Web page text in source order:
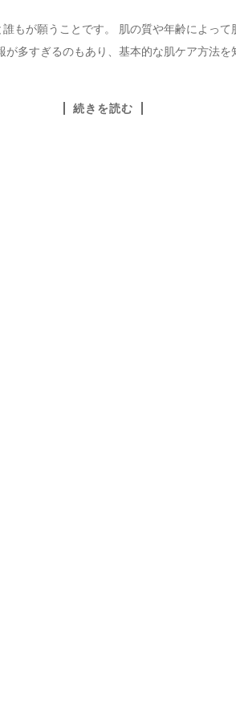
もが願うことです。 肌の質や年齢によっ
多すぎるのもあり、基本的な肌ケア方法を
続きを読む